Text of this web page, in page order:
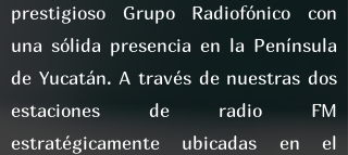
prestigioso Grupo Radiofónico con
una sólida presencia en la Península
de Yucatán. A través de nuestras dos
estaciones de radio FM
estratégicamente ubicadas en el